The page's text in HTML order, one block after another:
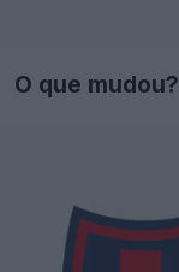
O que mudou?